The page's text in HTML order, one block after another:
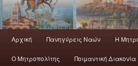
Αρχική Πανηγύρεις Ναών H
Ο Mητροπολίτης Ποιμαντική Διακονία